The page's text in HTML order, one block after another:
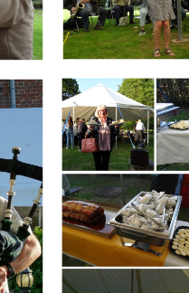
Branding
ARMCHAIR